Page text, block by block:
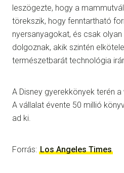
leszögezte, hogy a
törekszik, hogy fenntartható
nyersanyagokat, és csak
dolgoznak, akik szintén
természetbarát technológia
A Disney gyerekkönyek terén
A vállalat évente 50 millió
ad ki.
Forrás: Los Angeles Times